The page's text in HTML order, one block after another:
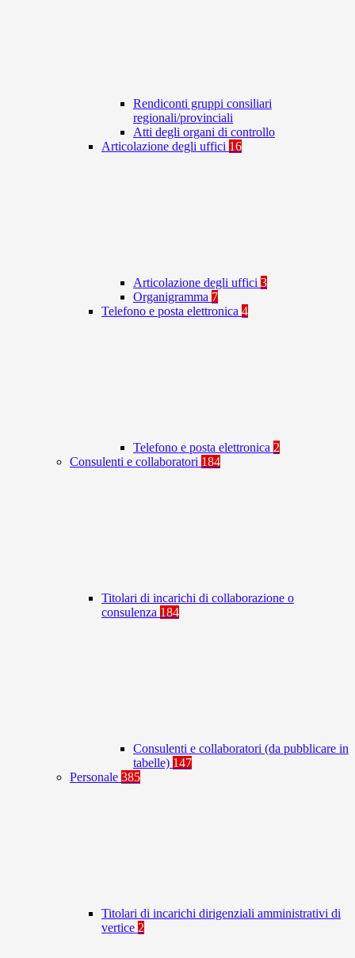
Rendiconti gruppi consiliari
regionali/provinciali
Atti degli organi di controllo
Articolazione degli uffici 16
Articolazione degli uffici 3
Organigramma 7
Telefono e posta elettronica 4
Telefono e posta elettronica 2
Consulenti e collaboratori 184
Titolari di incarichi di collaborazione o
consulenza 184
Consulenti e collaboratori (da pubblicare in
tabelle) 147
Personale 385
Titolari di incarichi dirigenziali amministrativi di
vertice 2